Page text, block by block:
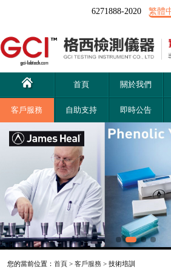
6271888-2020 繁體
首頁 關於我們
客戶服務 自助支持 即時公告
您的當前位置： 首頁> 客戶服務> 技術培訓